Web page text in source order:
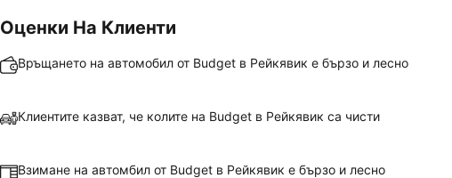
Оценки На Клиенти
Връщането на автомобил от Budget в Рейкявик е бързо и лесно
Клиентите казват, че колите на Budget в Рейкявик са чисти
Взимане на автомбил от Budget в Рейкявик е бързо и лесно